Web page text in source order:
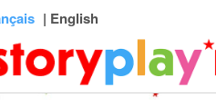
| English